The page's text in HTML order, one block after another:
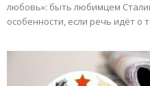
любовь»: быть любимцем
особенности, если речь идёт о